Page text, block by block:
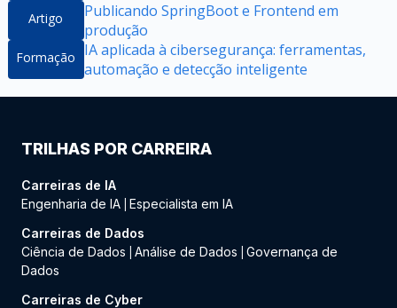
Artigo
Publicando SpringBoot e Frontend em
produção
Formação
IA aplicada à cibersegurança: ferramentas,
automação e detecção inteligente
TRILHAS POR CARREIRA
Carreiras de IA
Engenharia de IA Especialista em IA
Carreiras de Dados
Ciência de Dados
Análise de Dados
Governança de
Dados
Carreiras de Cyber